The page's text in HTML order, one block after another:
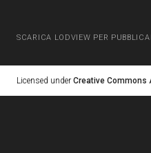
SCARICA LODVIEW PER
Licensed under Creative Commons